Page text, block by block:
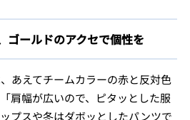
ゴールドのアクセで個性を
あえてチームカラーの赤と反対色
肩幅が広いので、ピタッとした服
プスや冬はダボッとしたパンツで